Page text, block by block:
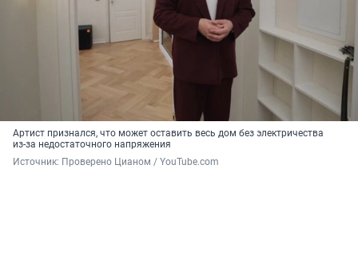
Артист признался, что может оставить весь дом без электричества
из-за недостаточного напряжения
Источник: Проверено Цианом / YouTube.com